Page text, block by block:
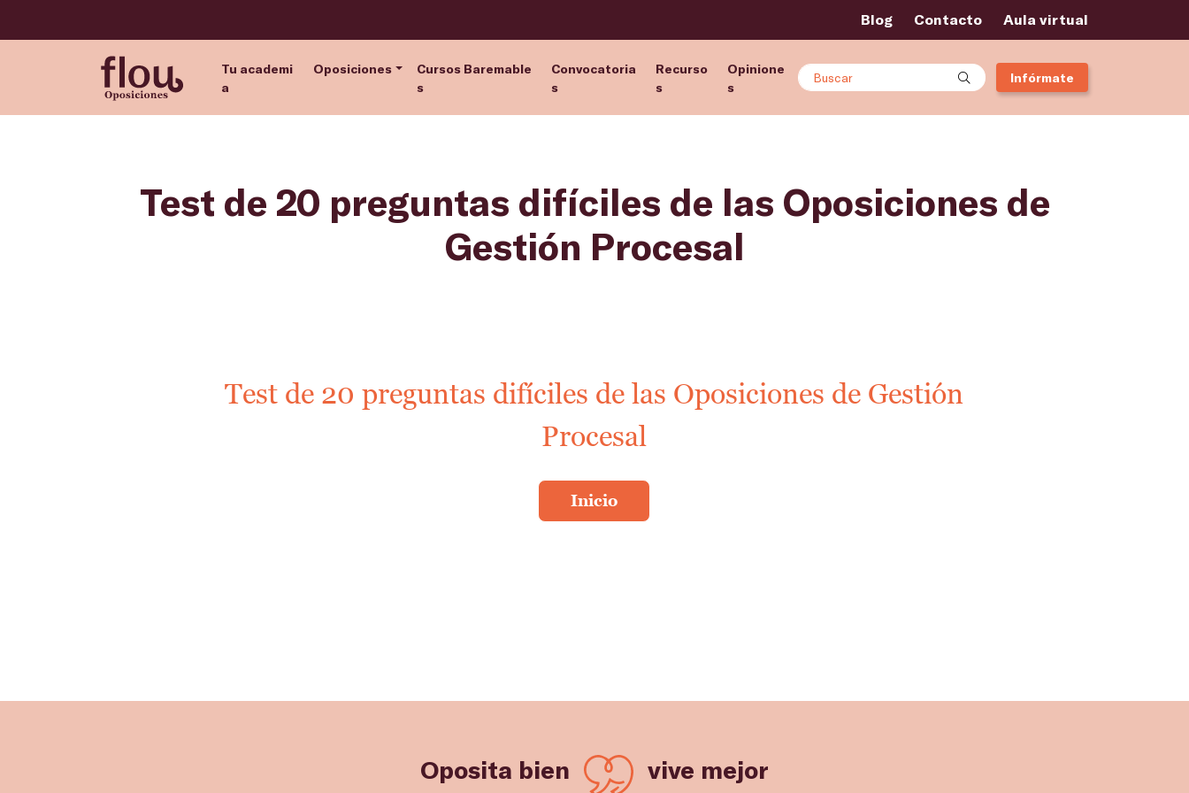
Blog Contacto Aula virtual
Tu academi
a
Oposiciones
Cursos Baremable
s
Convocatoria
s
Recurso
s
Opinione
s
Buscar Infórmate
Test de 20 preguntas difíciles de las Oposiciones de
Gestión Procesal
Test de 20 preguntas difíciles de las Oposiciones de Gestión
Procesal
Oposita bien vive mejor